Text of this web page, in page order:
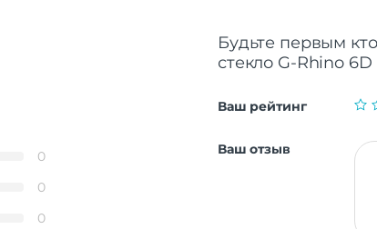
0
0
0
Будьте первым
стекло G-Rhino 6D
Ваш рейтинг
Ваш отзыв